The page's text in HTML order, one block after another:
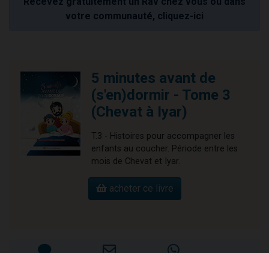
votre communauté, cliquez-ici
5 minutes avant de
(s'en)dormir - Tome 3
(Chevat à Iyar)
T.3 - Histoires pour accompagner les
enfants au coucher. Période entre les
mois de Chevat et Iyar.
acheter ce livre